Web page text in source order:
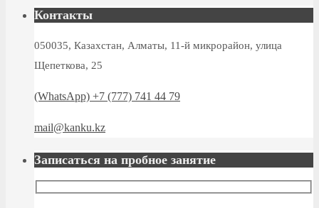
Контакты
050035, Казахстан, Алматы, 11-й микрорайон, улица
Щепеткова, 25
(WhatsApp) +7 (777) 741 44 79
mail@kanku.kz
Записаться на пробное занятие